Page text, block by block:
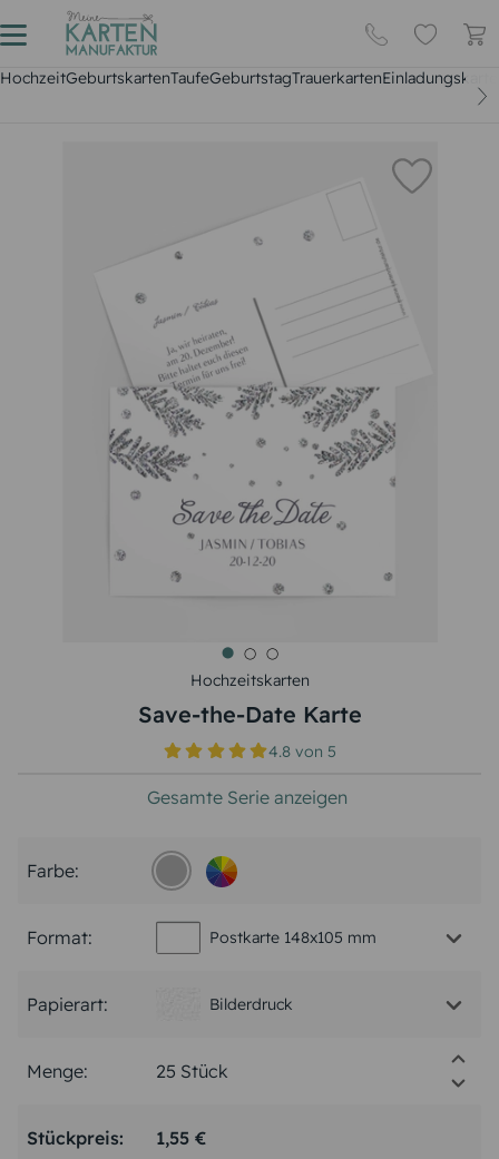
HochzeitGeburtskartenTaufeGeburtstagTrauerkarten
Hochzeitskarten
Save-the-Date Karte
4.8 von5
Gesamte Serie anzeigen
Farbe:
Format: Postkarte 148x105 mm
Papierart: Bilderdruck
Menge:
Stückpreis: 1,55 €